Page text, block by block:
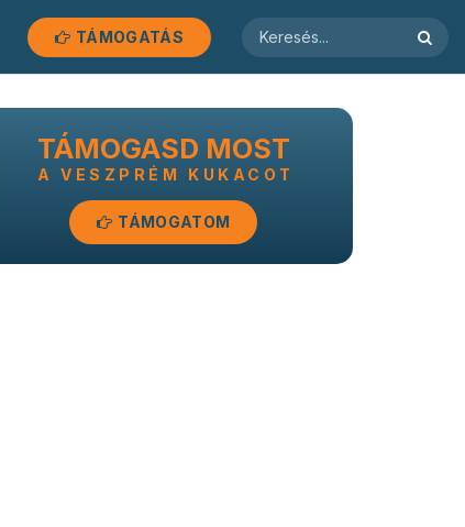
TÁMOGATÁS
TÁMOGASD MOST
A VESZPRÉM KUKACOT
TÁMOGATOM